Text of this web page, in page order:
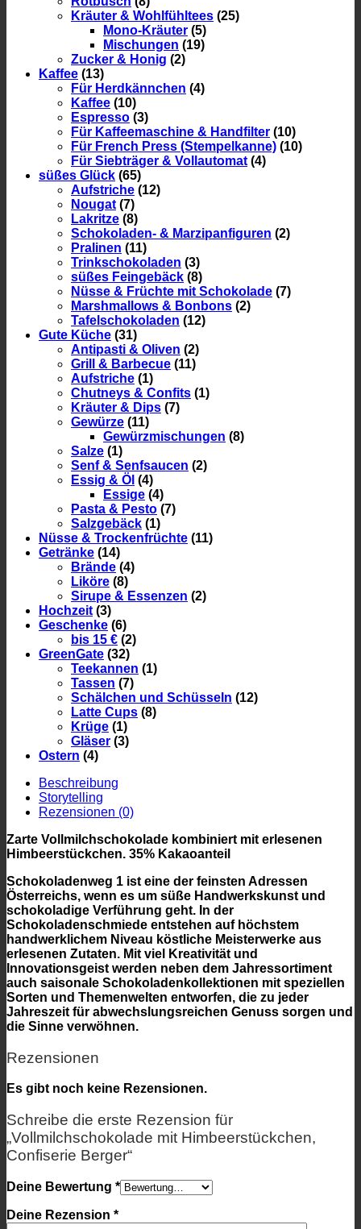
Kräuter & Wohlfühltees (25)
Mono-Kräuter (5)
Mischungen (19)
Zucker & Honig (2)
Kaffee (13)
Für Herdkännchen (4)
Kaffee (10)
Espresso (3)
Für Kaffeemaschine & Handfilter (10)
Für French Press (Stempelkanne) (10)
Für Siebträger & Vollautomat (4)
süßes Glück (65)
Aufstriche (12)
Nougat (7)
Lakritze (8)
Schokoladen- & Marzipanfiguren (2)
Pralinen (11)
Trinkschokoladen (3)
süßes Feingebäck (8)
Nüsse & Früchte mit Schokolade (7)
Marshmallows & Bonbons (2)
Tafelschokoladen (12)
Gute Küche (31)
Antipasti & Oliven (2)
Grill & Barbecue (11)
Aufstriche (1)
Chutneys & Confits (1)
Kräuter & Dips (7)
Gewürze (11)
Gewürzmischungen (8)
Salze (1)
Senf & Senfsaucen (2)
Essig & Öl (4)
Essige (4)
Pasta & Pesto (7)
Salzgebäck (1)
Nüsse & Trockenfrüchte (11)
Getränke (14)
Brände (4)
Liköre (8)
Sirupe & Essenzen (2)
Hochzeit (3)
Geschenke (6)
bis 15 € (2)
GreenGate (32)
Teekannen (1)
Tassen (7)
Schälchen und Schüsseln (12)
Latte Cups (8)
Krüge (1)
Gläser (3)
Ostern (4)
Beschreibung
Storytelling
Rezensionen (0)
Zarte Vollmilchschokolade kombiniert mit erlesenen
Himbeerstückchen. 35% Kakaoanteil
Schokoladenweg 1 ist eine der feinsten Adressen
Österreichs, wenn es um süße Handwerkskunst und
schokoladige Verführung geht. In der
Schokoladenschmiede entstehen auf höchstem
handwerklichem Niveau köstliche Meisterwerke aus
erlesenen Zutaten. Mit viel Kreativität und
Innovationsgeist werden neben dem Jahressortiment
auch saisonale Schokoladenkollektionen mit speziellen
Sorten und Themenwelten entworfen, die zu jeder
Jahreszeit für abwechslungsreichen Genuss sorgen und
die Sinne verwöhnen.
Rezensionen
Es gibt noch keine Rezensionen.
Schreibe die erste Rezension für
„Vollmilchschokolade mit Himbeerstückchen,
Confiserie Berger“
Deine Bewertung *
Deine Rezension *